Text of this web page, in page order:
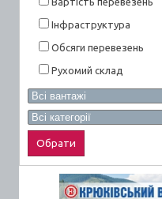
Інфраструктура
Обсяги перевезень
Рухомий склад